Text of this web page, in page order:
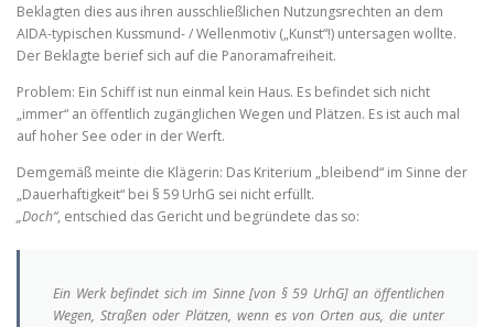
Beklagten dies aus ihren ausschließlichen Nutzungsrechten an dem
AIDA-typischen Kussmund- / Wellenmotiv („Kunst“!) untersagen wollte.
Der Beklagte berief sich auf die Panoramafreiheit.
Problem: Ein Schiff ist nun einmal kein Haus. Es befindet sich nicht
„immer“ an öffentlich zugänglichen Wegen und Plätzen. Es ist auch mal
auf hoher See oder in der Werft.
Demgemäß meinte die Klägerin: Das Kriterium „bleibend“ im Sinne der
„Dauerhaftigkeit“ bei § 59 UrhG sei nicht erfüllt.
„Doch“, entschied das Gericht und begründete das so:
Ein Werk befindet sich im Sinne [von § 59 UrhG] an öffentlichen
Wegen, Straßen oder Plätzen, wenn es von Orten aus, die unter